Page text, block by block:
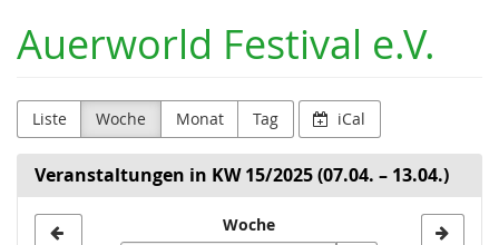
Haupt-
Inhalt
Auerworld Festival e.V.
Liste Woche Monat Tag iCal
Veranstaltungen in KW 15/2025 (07.04. – 13.04.)
Woche